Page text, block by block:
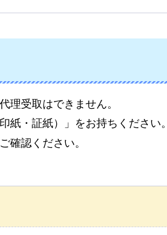
代理受取はできません。
紙・証紙）」をお持ちください。
確認ください。